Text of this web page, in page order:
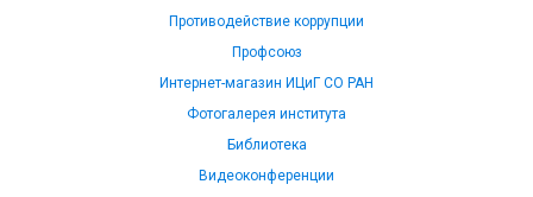
Противодействие коррупции
Профсоюз
Интернет-магазин ИЦиГ СО РАН
Фотогалерея института
Библиотека
Видеоконференции